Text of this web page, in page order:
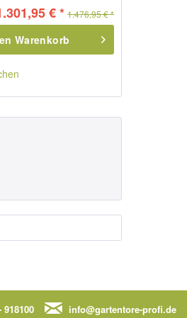
€ * 1.476,95 € *
Warenkorb
918100 info@gartentore-profi.de